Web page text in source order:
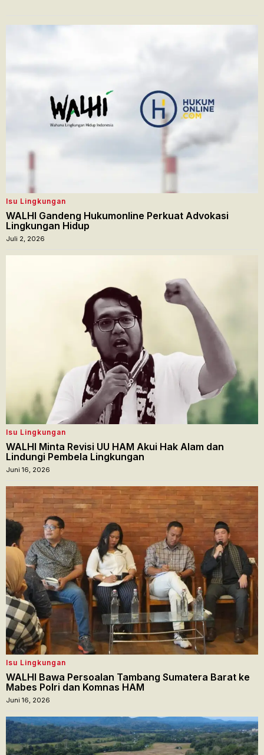
Isu Lingkungan
WALHI Gandeng Hukumonline Perkuat Advokasi
Lingkungan Hidup
Juli 2, 2026
Isu Lingkungan
WALHI Minta Revisi UU HAM Akui Hak Alam dan
Lindungi Pembela Lingkungan
Juni 16, 2026
Isu Lingkungan
WALHI Bawa Persoalan Tambang Sumatera Barat ke
Mabes Polri dan Komnas HAM
Juni 16, 2026